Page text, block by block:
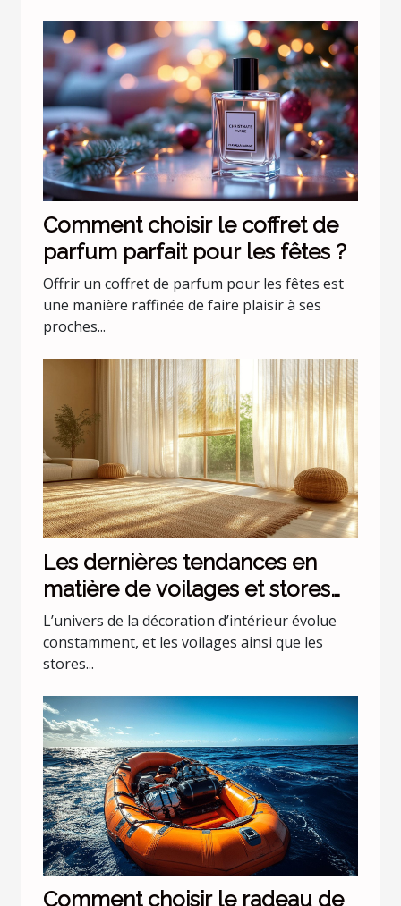
Comment choisir le coffret de
parfum parfait pour les fêtes ?
Offrir un coffret de parfum pour les fêtes est
une manière raffinée de faire plaisir à ses
proches...
Les dernières tendances en
matière de voilages et stores
pour intérieurs
L’univers de la décoration d’intérieur évolue
constamment, et les voilages ainsi que les
stores...
Comment choisir le radeau de